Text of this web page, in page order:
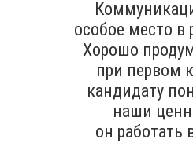
особое место в
Хорошо
при первом
кандидату
наши
он работать